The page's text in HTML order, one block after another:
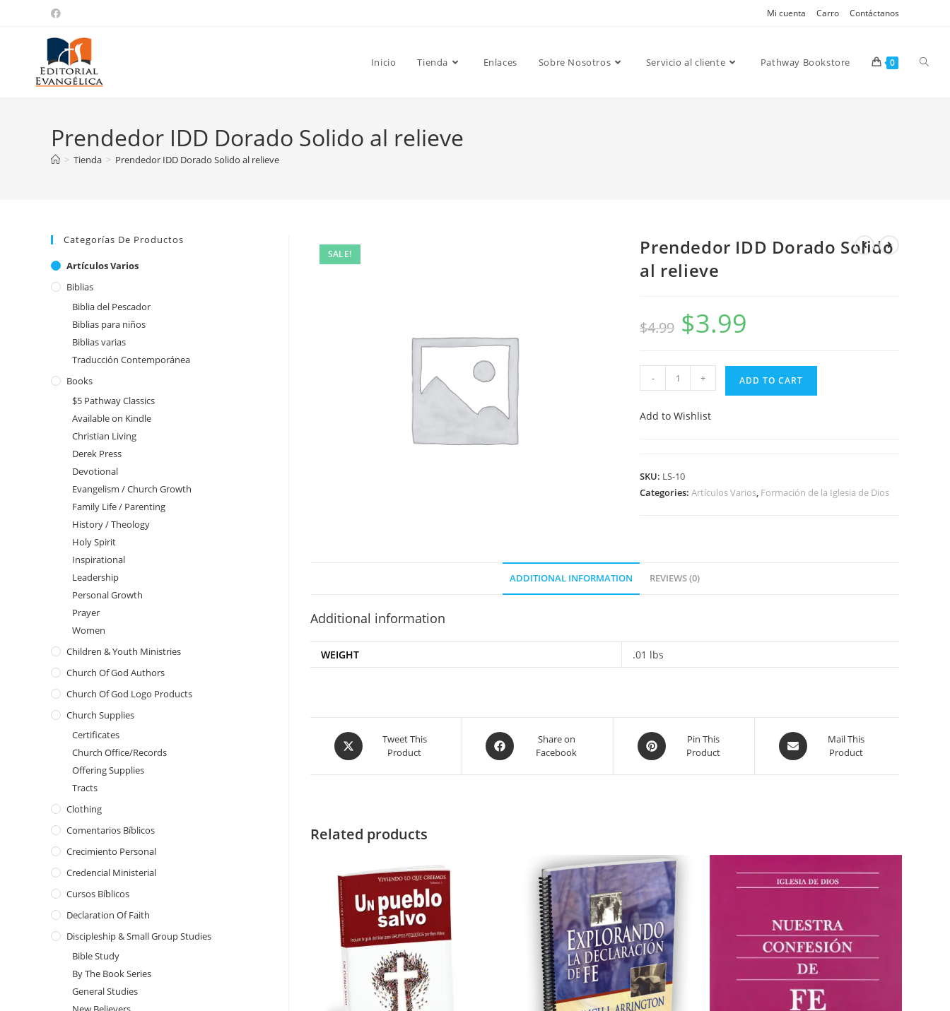
Mi cuenta Carro Contáctanos
Inicio Tienda Enlaces Sobre Nosotros Servicio al cliente Pathway Bookstore 0
Prendedor IDD Dorado Solido al relieve
> Tienda > Prendedor IDD Dorado Solido al relieve
SALE!
Prendedor IDD Dorado Solido
al relieve
$4.99 $3.99
- + ADD TO CART
Add to Wishlist
SKU: LS-10
Categories:Artículos Varios, Formación de la Iglesia de Dios
ADDITIONAL INFORMATION REVIEWS (0)
Additional information
WEIGHT .01 lbs
Tweet This
Product
Share on
Facebook
Pin This
Product
Mail This
Product
Related products
Categorías De Productos
Artículos Varios
Biblias
Biblia del Pescador
Biblias para niños
Biblias varias
Traducción Contemporánea
Books
$5 Pathway Classics
Available on Kindle
Christian Living
Derek Press
Devotional
Evangelism / Church Growth
Family Life / Parenting
History / Theology
Holy Spirit
Inspirational
Leadership
Personal Growth
Prayer
Women
Children & Youth Ministries
Church Of God Authors
Church Of God Logo Products
Church Supplies
Certificates
Church Office/Records
Offering Supplies
Tracts
Clothing
Comentarios Bíblicos
Crecimiento Personal
Credencial Ministerial
Cursos Bíblicos
Declaration Of Faith
Discipleship & Small Group Studies
Bible Study
By The Book Series
General Studies